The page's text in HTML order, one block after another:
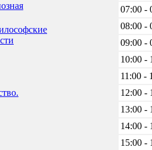
07:00 -
08:00 -
09:00 -
10:00 -
11:00 -
12:00 -
13:00 -
14:00 -
15:00 -